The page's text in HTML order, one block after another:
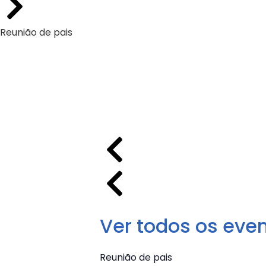
Reunião de pais
Ver todos os
Reunião de pais